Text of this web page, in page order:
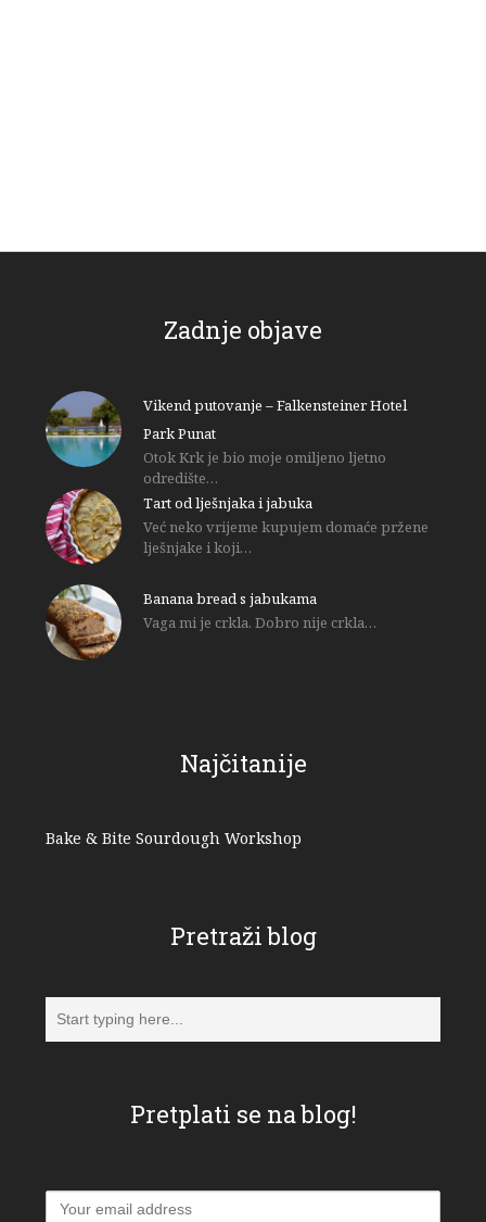
Zadnje objave
Vikend putovanje – Falkensteiner Hotel
Park Punat
Otok Krk je bio moje omiljeno ljetno
odredište…
Tart od lješnjaka i jabuka
Već neko vrijeme kupujem domaće pržene
lješnjake i koji…
Banana bread s jabukama
Vaga mi je crkla. Dobro nije crkla…
Najčitanije
Bake & Bite Sourdough Workshop
Pretraži blog
Pretplati se na blog!